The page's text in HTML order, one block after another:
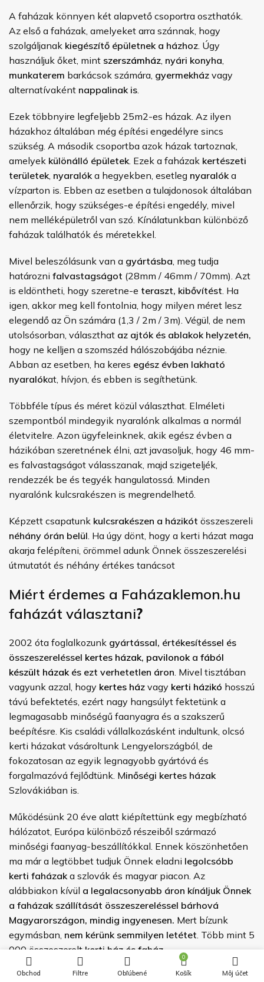
A faházak könnyen két alapvető csoportra oszthatók.
Az első a faházak, amelyeket arra szánnak, hogy
szolgáljanak kiegészítő épületnek a házhoz. Úgy
használjuk őket, mint szerszámház, nyári konyha,
munkaterem barkácsok számára, gyermekház vagy
alternatívaként nappalinak is.
Ezek többnyire legfeljebb 25m2-es házak. Az ilyen
házakhoz általában még építési engedélyre sincs
szükség. A második csoportba azok házak tartoznak,
amelyek különálló épületek. Ezek a faházak kertészeti
területek, nyaralóka hegyekben, esetleg nyaralóka
vízparton is. Ebben az esetben a tulajdonosok általában
ellenőrzik, hogy szükséges-e építési engedély, mivel
nem melléképületről van szó. Kínálatunkban különböző
faházak találhatók és méretekkel.
Mivel beleszólásunk van a gyártásba, meg tudja
határozni falvastagságot (28mm / 46mm / 70mm). Azt
is eldöntheti, hogy szeretne-e teraszt, kibővítést. Ha
igen, akkor meg kell fontolnia, hogy milyen méret lesz
elegendő az Ön számára (1,3 / 2m / 3m). Végül, de nem
utolsósorban, választhat az ajtók és ablakok helyzetén,
hogy ne kelljen a szomszéd hálószobájába néznie.
Abban az esetben, ha keres egész évben lakható
nyaralókat, hívjon, és ebben is segíthetünk.
Többféle típus és méret közül választhat. Elméleti
szempontból mindegyik nyaralónk alkalmas a normál
életvitelre. Azon ügyfeleinknek, akik egész évben a
házikóban szeretnének élni, azt javasoljuk, hogy 46 mm-
es falvastagságot válasszanak, majd szigeteljék,
rendezzék be és tegyék hangulatossá. Minden
nyaralónk kulcsrakészen is megrendelhető.
Képzett csapatunk kulcsrakészen a házikót összeszereli
néhány órán belül. Ha úgy dönt, hogy a kerti házat maga
akarja felépíteni, örömmel adunk Önnek összeszerelési
útmutatót és néhány értékes tanácsot
Miért érdemes a Faházaklemon.hu
faházát választani?
2002 óta foglalkozunk gyártással, értékesítéssel és
összeszereléssel kertes házak, pavilonoka fából
készült házakés ezt verhetetlen áron. Mivel tisztában
vagyunk azzal, hogy kertes ház vagy kerti házikó hosszú
távú befektetés, ezért nagy hangsúlyt fektetünk a
legmagasabb minőségű faanyagra és a szakszerű
beépítésre. Kis családi vállalkozásként indultunk, olcsó
kerti házakat vásároltunk Lengyelországból, de
fokozatosan az egyik legnagyobb gyártóvá és
forgalmazóvá fejlődtünk. Minőségi kertes házak
Szlovákiában is.
Működésünk 20 éve alatt kiépítettünk egy megbízható
hálózatot, Európa különböző részeiből származó
minőségi faanyag-beszállítókkal. Ennek köszönhetően
ma már a legtöbbet tudjuk Önnek eladni legolcsóbb
kerti faházaka szlovák és magyar piacon. Az
alábbiakon kívül a legalacsonyabb áron kínáljuk Önnek
a faházak szállítását összeszereléssel bárhová
Magyarországon, mindig ingyenesen. Mert bízunk
egymásban, nem kérünk semmilyen letétet. Több mint 5
000 összeszerelt kerti ház és faház.
Obchod Filtre Obľúbené
0
Košík Môj účet